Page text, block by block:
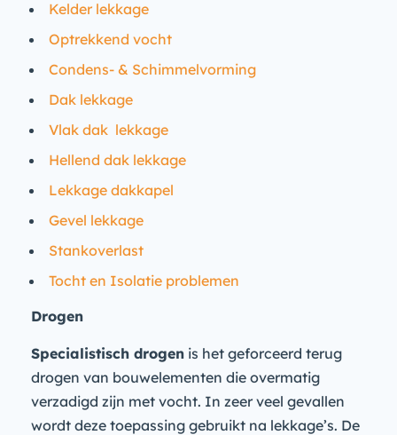
Kelder lekkage
Optrekkend vocht
Condens- & Schimmelvorming
Dak lekkage
Vlak dak lekkage
Hellend dak lekkage
Lekkage dakkapel
Gevel lekkage
Stankoverlast
Tocht en Isolatie problemen
Drogen
Specialistisch drogen is het geforceerd terug
drogen van bouwelementen die overmatig
verzadigd zijn met vocht. In zeer veel gevallen
wordt deze toepassing gebruikt na lekkage’s. De